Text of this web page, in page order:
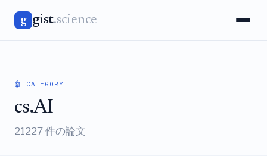
g gist.science
🤖 CATEGORY
cs.AI
21227 件の論文